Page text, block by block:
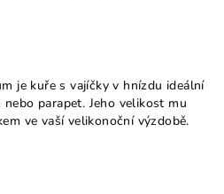
je kuře s vajíčky v hnízdu ideální
parapet. Jeho velikost mu
ve vaší velikonoční výzdobě.